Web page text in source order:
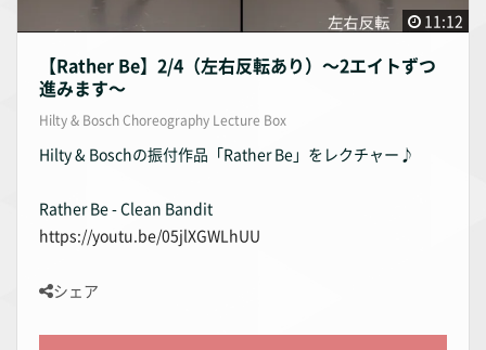
11:12
【Rather Be】2/4（左右反転あり）〜2エイトずつ
進みます〜
Hilty & Bosch Choreography Lecture Box
Hilty & Boschの振付作品「Rather Be」をレクチャー♪
Rather Be - Clean Bandit
https://youtu.be/05jlXGWLhUU
シェア